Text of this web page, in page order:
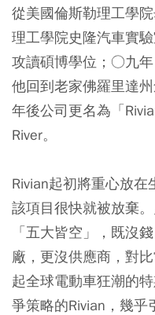
從美國倫斯勒理工學
理工學院史隆汽車實驗
攻讀碩博學位；○九年
他回到老家佛羅里達
年後公司更名為「
River。
Rivian起初將重心放在
該項目很快就被放棄
「五大皆空」，既沒
廠，更沒供應商，對
起全球電動車狂潮的
爭策略的Rivian，幾乎